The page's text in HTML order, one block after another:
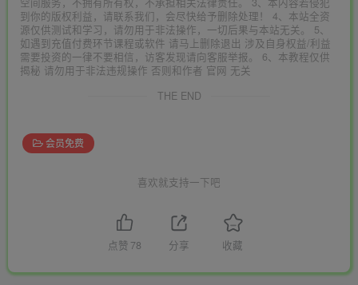
到你的版权利益，请联系我们，会尽快给予删除处理！ 4、本站全资
源仅供测试和学习，请勿用于非法操作，一切后果与本站无关。 5、
如遇到充值付费环节课程或软件 请马上删除退出 涉及自身权益/利益
需要投资的一律不要相信，访客发现请向客服举报。 6、本教程仅供
揭秘 请勿用于非法违规操作 否则和作者 官网 无关
THE END
会员免费
喜欢就支持一下吧
点赞 78 分享 收藏